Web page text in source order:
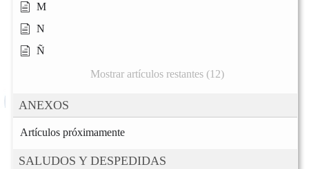
M
N
Ñ
Mostrar artículos restantes (12)
ANEXOS
Artículos próximamente
SALUDOS Y DESPEDIDAS